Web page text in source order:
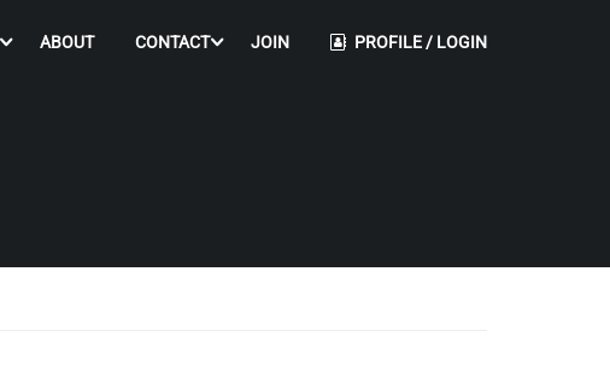
ABOUT CONTACT JOIN PROFILE / LOGIN